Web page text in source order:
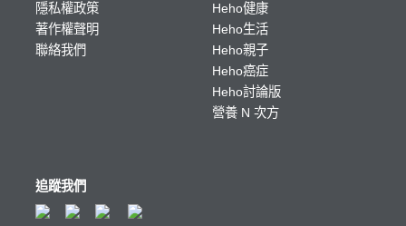
隱私權政策
著作權聲明
聯絡我們
Heho健康
Heho生活
Heho親子
Heho癌症
Heho討論版
營養 N 次方
追蹤我們